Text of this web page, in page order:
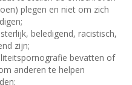
plegen en niet om zich
beledigend, racistisch,
zijn;
bevatten of
anderen te helpen